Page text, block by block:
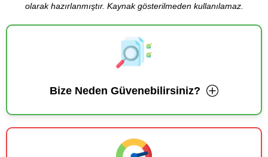
olarak hazırlanmıştır. Kaynak gösterilmeden kullanılamaz.
Bize Neden Güvenebilirsiniz?